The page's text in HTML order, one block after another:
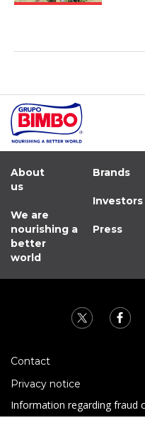
About
us
We are
nourishing a
better
world
Brands
Investors
Press
Contact
Privacy notice
Information regarding fraud